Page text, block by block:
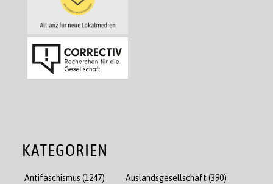
KATEGORIEN
Antifaschismus (1247) Auslandsgesellschaft (390)